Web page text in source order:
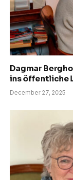
Dagmar
ins öffentliche
December 27, 2025